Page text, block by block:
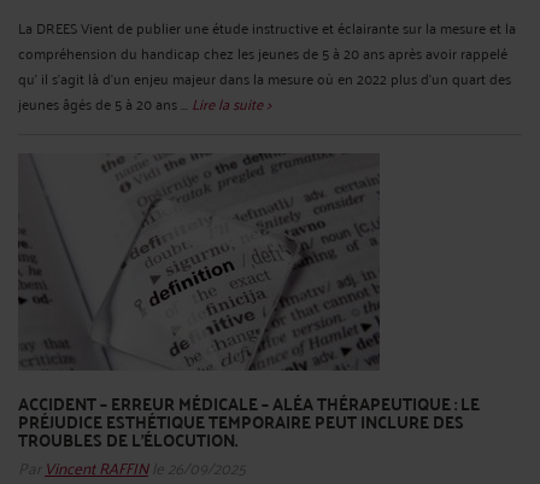
La DREES Vient de publier une étude instructive et éclairante sur la mesure et la
compréhension du handicap chez les jeunes de 5 à 20 ans après avoir rappelé
qu’ il s'agit là d'un enjeu majeur dans la mesure où en 2022 plus d'un quart des
jeunes âgés de 5 à 20 ans ... Lire la suite >
ACCIDENT – ERREUR MÉDICALE – ALÉA THÉRAPEUTIQUE : LE
PRÉJUDICE ESTHÉTIQUE TEMPORAIRE PEUT INCLURE DES
TROUBLES DE L'ÉLOCUTION.
Par Vincent RAFFINle 26/09/2025